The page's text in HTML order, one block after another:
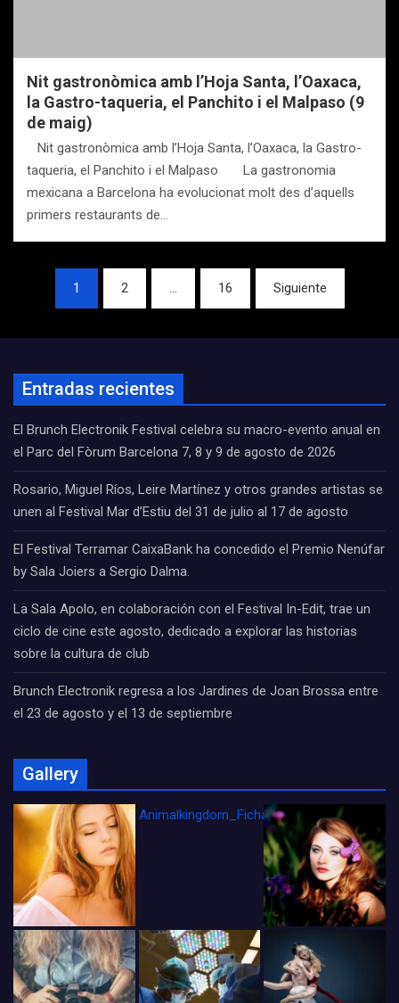
Nit gastronòmica amb l’Hoja Santa, l’Oaxaca,
la Gastro-taqueria, el Panchito i el Malpaso (9
de maig)
Nit gastronòmica amb l’Hoja Santa, l’Oaxaca, la Gastro-
taqueria, el Panchito i el Malpaso La gastronomia
mexicana a Barcelona ha evolucionat molt des d’aquells
primers restaurants de…
Navegación
entradas
1 2 … 16 Siguiente
Entradas recientes
El Brunch Electronik Festival celebra su macro-evento anual en
el Parc del Fòrum Barcelona 7, 8 y 9 de agosto de 2026
Rosario, Miguel Ríos, Leire Martínez y otros grandes artistas se
unen al Festival Mar d’Estiu del 31 de julio al 17 de agosto
El Festival Terramar CaixaBank ha concedido el Premio Nenúfar
by Sala Joiers a Sergio Dalma.
La Sala Apolo, en colaboración con el Festival In-Edit, trae un
ciclo de cine este agosto, dedicado a explorar las historias
sobre la cultura de club
Brunch Electronik regresa a los Jardines de Joan Brossa entre
el 23 de agosto y el 13 de septiembre
Gallery
Animalkingdom_FichaCine